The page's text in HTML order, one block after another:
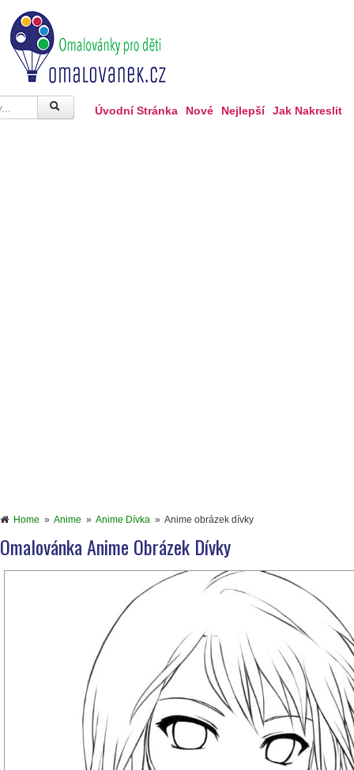
Úvodní Stránka Nové Nejlepší Jak Nakreslit
Home » Anime » Anime Dívka » Anime obrázek dívky
Omalovánka Anime Obrázek Dívky